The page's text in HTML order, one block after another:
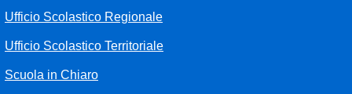
Ufficio Scolastico Regionale
Ufficio Scolastico Territoriale
Scuola in Chiaro